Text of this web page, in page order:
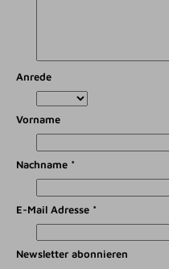
Anrede
Vorname
Nachname *
E-Mail Adresse *
Newsletter abonnieren